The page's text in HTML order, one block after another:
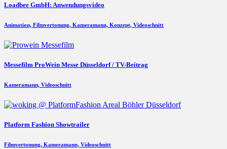
Loadbee GmbH: Anwendungsvideo
Animation, Filmvertonung, Kameramann, Konzept, Videoschnitt
Messefilm ProWein Messe Düsseldorf / TV-Beitrag
Kameramann, Videoschnitt
Platform Fashion Showtrailer
Filmvertonung, Kameramann, Videoschnitt